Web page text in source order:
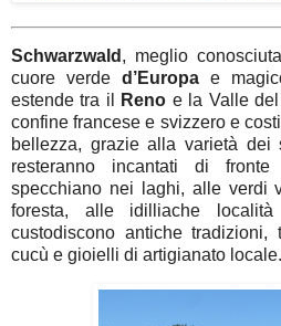
Schwarzwald , meglio
cuore verde d’Europa e
estende tra il
Reno e la Valle del
confine francese e svizzero e
bellezza, grazie alla varietà dei
resteranno incantati di
specchiano nei laghi, alle verdi
foresta, alle idilliache
custodiscono antiche tradizioni,
cucù e gioielli di artigianato locale.